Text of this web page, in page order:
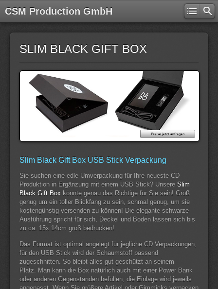
CSM Production GmbH
SLIM BLACK GIFT BOX
Slim Black Gift Box USB Stick Verpackung
Sie suchen eine edle Umverpackung für Ihre neueste CD
Produktion in Ergänzung mit einem USB Stick? Unsere Slim
Black Gift Box könnte genau das Richtige für Sie sein! Groß
genug um ein toller Blickfang zu sein, schmal genug, um sie
kostengünstig versenden zu können! Die elegante schwarze
Ausführung spricht für sich, Deckel und Boden lassen sich bis
zu ca. 15x 14cm groß bedrucken!
Das Format ist optimal angelegt für jegliche CD Verpackungen,
für den USB Stick wird der Schaumstoff passend
zugeschnitten. So bleibt alles gut geschützt an seinem
Platz. Man kann die Box natürlich auch mit einer Power Bank
oder anderen Gegenständen befüllen, die Einlage wird jeweils